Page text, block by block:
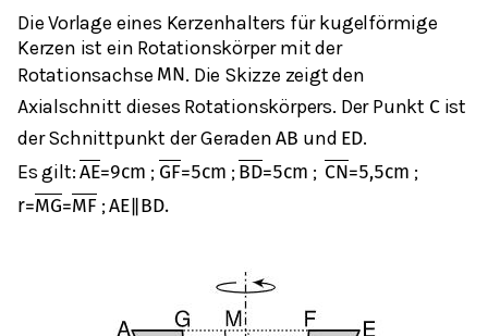
Die Vorlage eines Kerzenhalters für kugelförmige
Kerzen ist ein Rotationskörper mit der
Rotationsachse M N . Die Skizze zeigt den
Axialschnitt dieses Rotationskörpers. Der Punkt Cist
der Schnittpunkt der GeradenAB und ED.
Es gilt:AE=9cm ; G F=5cm ; B D=5cm ; ⁣ CN =5,5cm ;
r=MG=M F ;AE B D.